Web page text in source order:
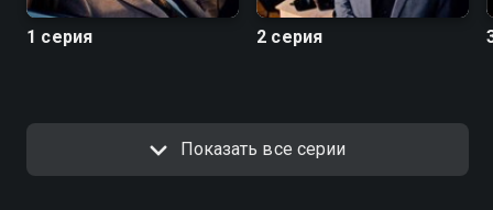
1 серия 2 серия
Показать все серии